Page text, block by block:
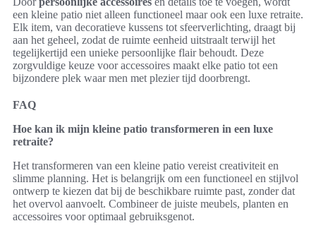
een kleine patio niet alleen functioneel maar ook een luxe retraite.
Elk item, van decoratieve kussens tot sfeerverlichting, draagt bij
aan het geheel, zodat de ruimte eenheid uitstraalt terwijl het
tegelijkertijd een unieke persoonlijke flair behoudt. Deze
zorgvuldige keuze voor accessoires maakt elke patio tot een
bijzondere plek waar men met plezier tijd doorbrengt.
FAQ
Hoe kan ik mijn kleine patio transformeren in een luxe
retraite?
Het transformeren van een kleine patio vereist creativiteit en
slimme planning. Het is belangrijk om een functioneel en stijlvol
ontwerp te kiezen dat bij de beschikbare ruimte past, zonder dat
het overvol aanvoelt. Combineer de juiste meubels, planten en
accessoires voor optimaal gebruiksgenot.